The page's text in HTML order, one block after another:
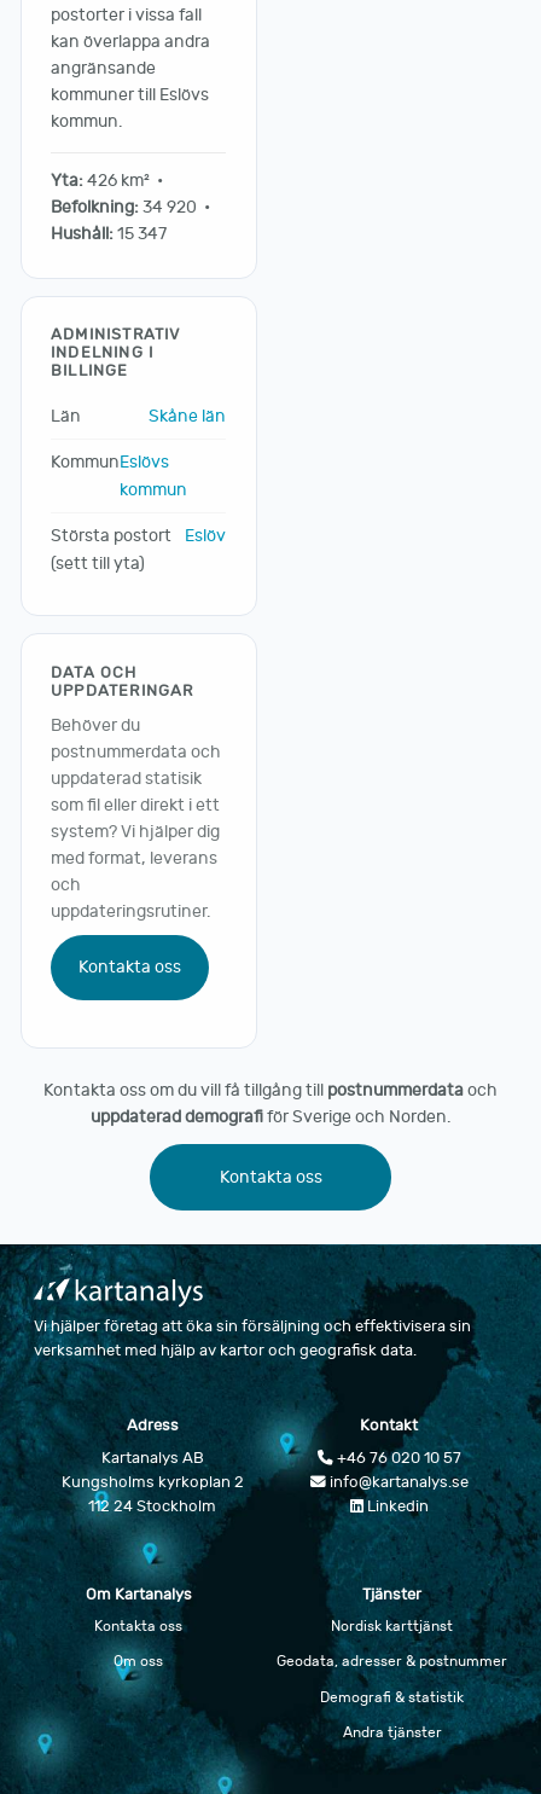
postorter i vissa fall
kan överlappa andra
angränsande
kommuner till Eslövs
kommun.
Yta:426 km² •
Befolkning:34 920 •
Hushåll:15 347
ADMINISTRATIV
INDELNING I
BILLINGE
Län Skåne län
KommunEslövs
kommun
Största postort
(sett till yta)
Eslöv
DATA OCH
UPPDATERINGAR
Behöver du
postnummerdata och
uppdaterad statisik
som fil eller direkt i ett
system? Vi hjälper dig
med format, leverans
och
uppdateringsrutiner.
Kontakta oss
Kontakta oss om du vill få tillgång till postnummerdataoch
uppdaterad demografiför Sverige och Norden.
Kontakta oss
Vi hjälper företag att öka sin försäljning och effektivisera sin
verksamhet med hjälp av kartor och geografisk data.
Adress
Kartanalys AB
Kungsholms kyrkoplan 2
112 24 Stockholm
Kontakt
+46 76 020 10 57
info@kartanalys.se
Linkedin
Om Kartanalys
Kontakta oss
Om oss
Tjänster
Nordisk karttjänst
Geodata, adresser & postnummer
Demografi & statistik
Andra tjänster